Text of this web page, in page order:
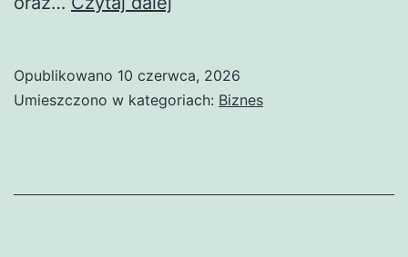
sprawach
Opublikowano 10 czerwca, 2026
Umieszczono w kategoriach: Biznes